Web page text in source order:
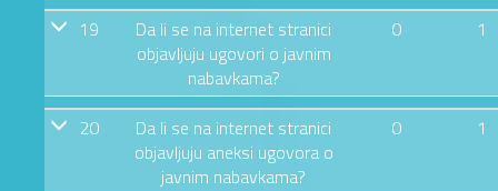
19
Da li se na internet stranici
objavljuju ugovori o javnim
nabavkama?
0 1
20
Da li se na internet stranici
objavljuju aneksi ugovora o
javnim nabavkama?
0 1